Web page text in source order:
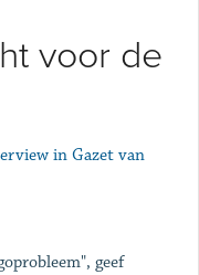
voor de
in Gazet van
geef